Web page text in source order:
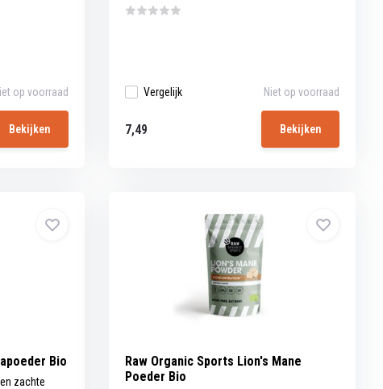
op voorraad
Bekijken
Vergelijk Niet op voorraad
7,49 Bekijken
Bio
zachte
Raw Organic Sports Lion's Mane
Poeder Bio